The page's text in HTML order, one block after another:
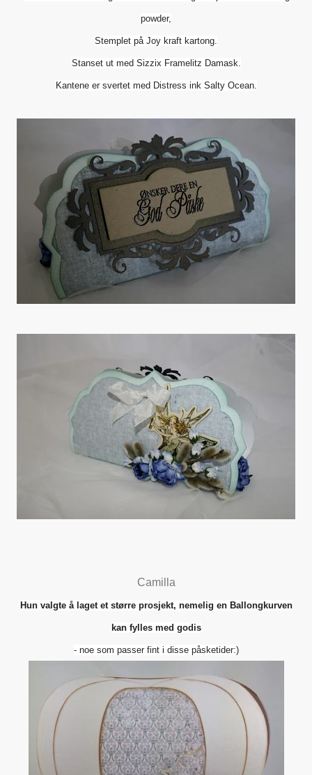
powder,
Stemplet på Joy kraft kartong.
Stanset ut med Sizzix Framelitz Damask.
Kantene er svertet med Distress ink Salty Ocean.
Camilla
Hun valgte å laget et større prosjekt, nemelig en Ballongkurven
kan fylles med godis
- noe som passer fint i disse påsketider:)